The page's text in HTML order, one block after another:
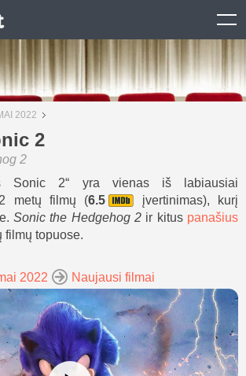
2022
2
2
Sonic 2“ yra vienas iš labiausiai
metų filmų (6.5
įvertinimas), kurį
Sonic the Hedgehog 2 ir kitus panašius
filmų topuose.
2022
Naujausi filmai